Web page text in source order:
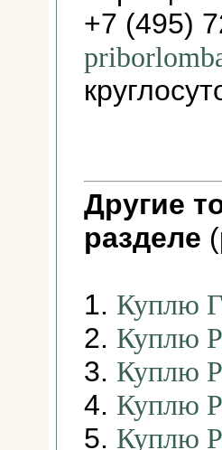
+7 (495)
Другие
разделе
1. Куплю
2. Куплю
3. Куплю
4. Куплю
5. Куплю